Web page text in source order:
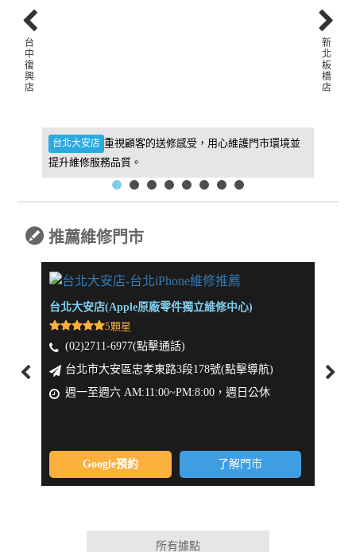
台北大安店 重視顧客的送修感受，用心維護門市環境並
提升維修服務品質。
新
北
板
橋
店
台
中
復
興
店
推薦維修門市
台北大安店(Apple原廠零件獨立維修中心)
5顆星
(02)2711-6977(點擊通話)
台北市大安區忠孝東路3段178號(點擊導航)
週一至週六 AM:11:00~PM:8:00，週日公休
Google預約 了解門市
所有據點